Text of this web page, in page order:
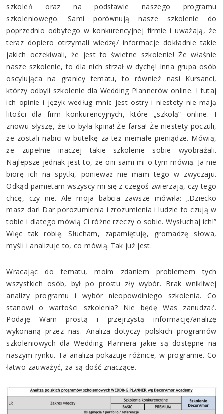
szkoleń oraz na podstawie naszego programu
szkoleniowego. Sami porównują nasze szkolenie do
poprzednio odbytego w konkurencyjnej firmie i uważają, że
teraz dopiero otrzymali wiedzę/ informacje dokładnie takie
jakich oczekiwali, że jest to świetne szkolenie! Że właśnie
nasze szkolenie, to dla nich strzał w dychę! Inna grupa osób
oscylująca na granicy tematu, to również nasi Kursanci,
którzy odbyli szkolenie dla Wedding Plannerów online. I tutaj
ich opinie i język według mnie jest ostry i niestety nie mają
litości dla firm konkurencyjnych, które „szkolą” online. I
znowu słyszę, że to była kpina! Że farsa! Że niestety poczuli,
że zostali nabici w butelkę za też niemałe pieniądze. Mówią,
że zupełnie inaczej takie szkolenie sobie wyobrażali.
Najlepsze jednak jest to, że oni sami mi o tym mówią. Ja nie
biorę ich na spytki, ponieważ nie mam tego w zwyczaju.
Odkąd pamietam wszyscy mi się z czegoś zwierzają, czy tego
chcę, czy nie. Ale moja babcia zawsze mówiła: „Dziecko
masz dar! Dar porozumienia i zrozumienia i ludzie to czują w
tobie i dlatego mówią Ci różne rzeczy o sobie. Wysłuchaj ich!”
Więc tak robię. Słucham, zapamiętuję, gromadzę słowa,
myśli i analizuje to, co mówią. Tak już jest.
Wracając do tematu, moim zdaniem problemem tych
wszystkich osób, był po prostu zły wybór. Brak wnikliwej
analizy programu i wybór nieopowdiniego szkolenia. Co
stanowi o wartości szkolenia? Nie będę Was zanudzać.
Podaję Wam prostą i przejrzystą informację/analizę
wykonaną przez nas. Analiza dotyczy polskich programów
szkoleniowych dla Wedding Plannera jakie są dostępne na
naszym rynku. Ta analiza pokazuje różnice, w programie. Co
łatwo zauważyć, ża są dość znaczące.